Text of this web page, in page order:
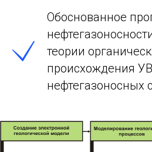
Обоснованное
теории
происхождения
нефтегазоносных